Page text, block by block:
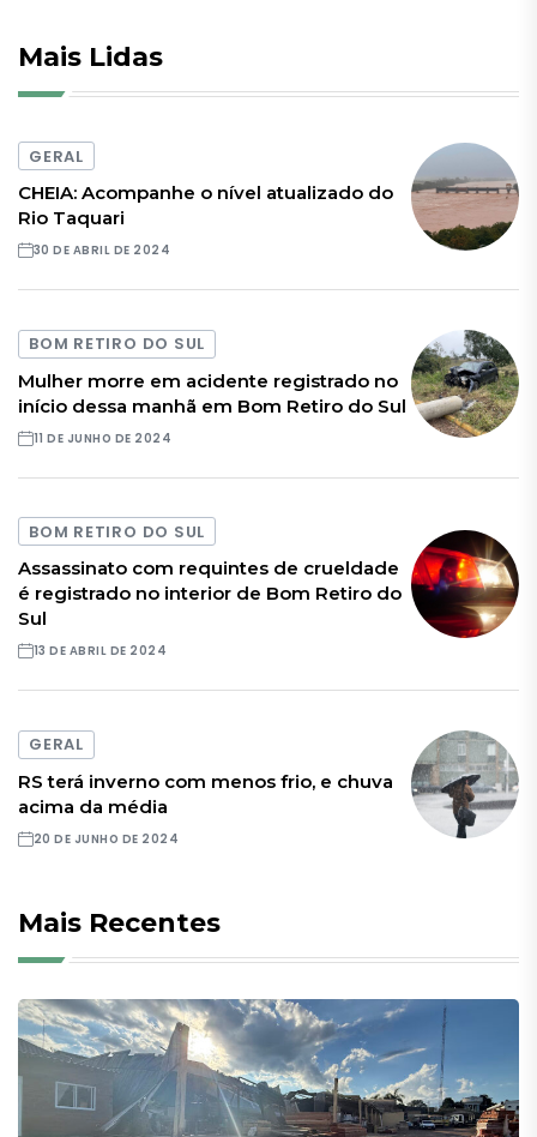
Mais Lidas
GERAL
CHEIA: Acompanhe o nível atualizado do
Rio Taquari
30 DE ABRIL DE 2024
BOM RETIRO DO SUL
Mulher morre em acidente registrado no
início dessa manhã em Bom Retiro do Sul
11 DE JUNHO DE 2024
BOM RETIRO DO SUL
Assassinato com requintes de crueldade
é registrado no interior de Bom Retiro do
Sul
13 DE ABRIL DE 2024
GERAL
RS terá inverno com menos frio, e chuva
acima da média
20 DE JUNHO DE 2024
Mais Recentes